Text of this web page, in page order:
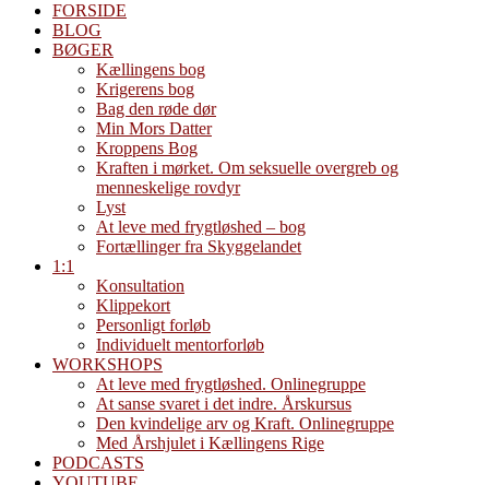
FORSIDE
BLOG
BØGER
Kællingens bog
Krigerens bog
Bag den røde dør
Min Mors Datter
Kroppens Bog
Kraften i mørket. Om seksuelle overgreb og
menneskelige rovdyr
Lyst
At leve med frygtløshed – bog
Fortællinger fra Skyggelandet
1:1
Konsultation
Klippekort
Personligt forløb
Individuelt mentorforløb
WORKSHOPS
At leve med frygtløshed. Onlinegruppe
At sanse svaret i det indre. Årskursus
Den kvindelige arv og Kraft. Onlinegruppe
Med Årshjulet i Kællingens Rige
PODCASTS